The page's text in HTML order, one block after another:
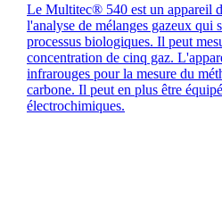
Le Multitec® 540 est un appareil
l'analyse de mélanges gazeux qui
processus biologiques. Il peut
concentration de cinq gaz.
infrarouges pour la mesure du
carbone. Il peut en plus être
électrochimiques.